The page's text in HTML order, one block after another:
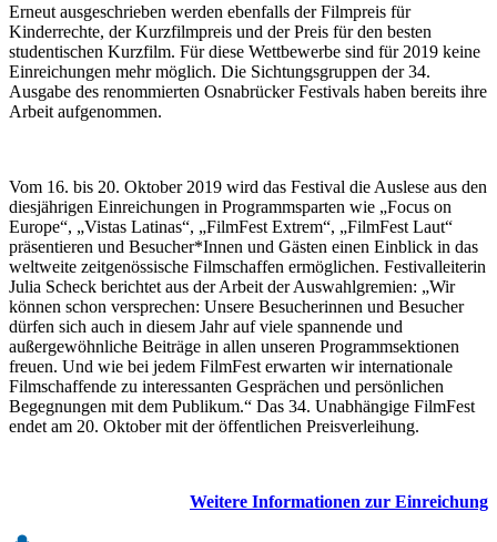
Erneut ausgeschrieben werden ebenfalls der Filmpreis für
Kinderrechte, der Kurzfilmpreis und der Preis für den besten
studentischen Kurzfilm. Für diese Wettbewerbe sind für 2019 keine
Einreichungen mehr möglich. Die Sichtungsgruppen der 34.
Ausgabe des renommierten Osnabrücker Festivals haben bereits ihre
Arbeit aufgenommen.
Vom 16. bis 20. Oktober 2019 wird das Festival die Auslese aus den
diesjährigen Einreichungen in Programmsparten wie „Focus on
Europe“, „Vistas Latinas“, „FilmFest Extrem“, „FilmFest Laut“
präsentieren und Besucher*Innen und Gästen einen Einblick in das
weltweite zeitgenössische Filmschaffen ermöglichen. Festivalleiterin
Julia Scheck berichtet aus der Arbeit der Auswahlgremien: „Wir
können schon versprechen: Unsere Besucherinnen und Besucher
dürfen sich auch in diesem Jahr auf viele spannende und
außergewöhnliche Beiträge in allen unseren Programmsektionen
freuen. Und wie bei jedem FilmFest erwarten wir internationale
Filmschaffende zu interessanten Gesprächen und persönlichen
Begegnungen mit dem Publikum.“ Das 34. Unabhängige FilmFest
endet am 20. Oktober mit der öffentlichen Preisverleihung.
Weitere Informationen zur Einreichung